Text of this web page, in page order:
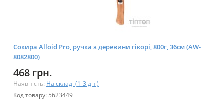
Сокира Alloid Pro, ручка з деревини гікорі, 800г, 36см (AW-
8082800)
468 грн.
Наявність: На складі (1-3 дні)
Код товару: 5623449